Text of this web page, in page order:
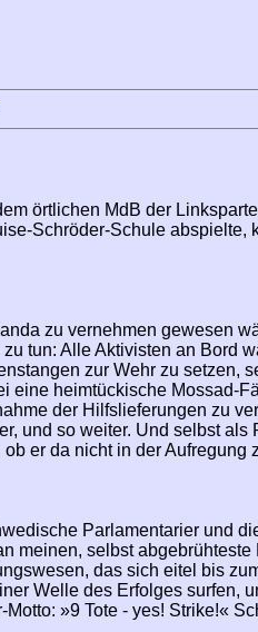
örtlichen MdB der
Schröder-Schule abspielte,
zu vernehmen gewesen
tun: Alle Aktivisten an Bord
zur Wehr zu setzen,
eine heimtückische Mossad-
der Hilfslieferungen zu
und so weiter. Und selbst als
er da nicht in der Aufregung
Parlamentarier und
meinen, selbst
das sich eitel bis
Welle des Erfolges surfen,
»9 Tote - yes! Strike!«